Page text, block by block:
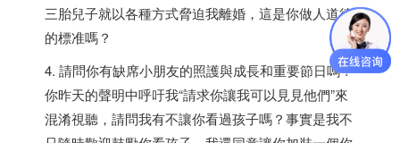
三胎兒子就以各種方式脅迫我離婚，這是你做人道德
的標准嗎？
4. 請問你有缺席小朋友的照護與成長和重要節日嗎？
你昨天的聲明中呼吁我“請求你讓我可以見見他們”來
混淆視聽，請問我有不讓你看過孩子嗎？事實是我不